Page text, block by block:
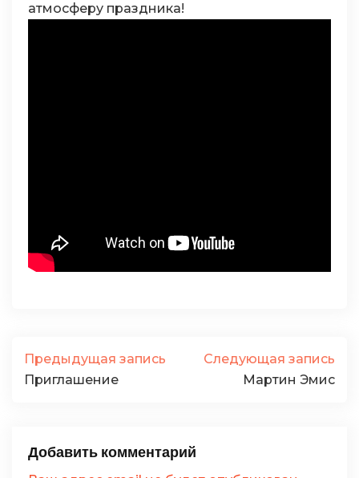
атмосферу праздника!
Предыдущая запись
Приглашение
Следующая запись
Мартин Эмис
Добавить комментарий